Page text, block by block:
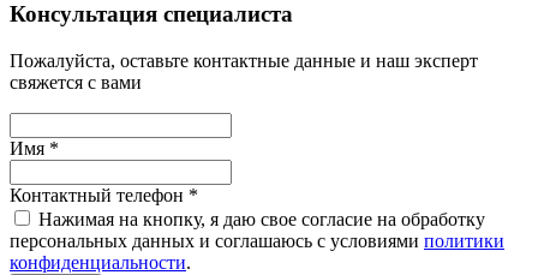
Консультация специалиста
Пожалуйста, оставьте контактные данные и наш эксперт
свяжется с вами
Имя *
Контактный телефон *
Нажимая на кнопку, я даю свое согласие на обработку
персональных данных и соглашаюсь с условиями политики
конфиденциальности.